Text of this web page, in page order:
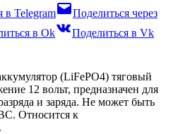
в Telegram
Поделиться через
в Ok
Поделиться в Vk
(LiFePO4) тяговый
12 вольт, предназначен для
и заряда. Не может быть
Относится к
.